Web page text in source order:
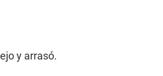
y arrasó.